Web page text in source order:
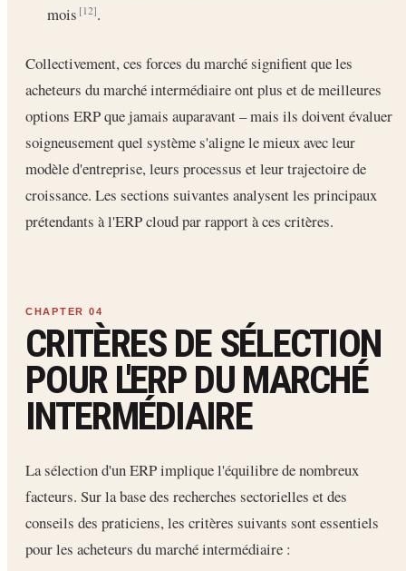
mois[12].
Collectivement, ces forces du marché signifient que les
acheteurs du marché intermédiaire ont plus et de meilleures
options ERP que jamais auparavant – mais ils doivent évaluer
soigneusement quel système s'aligne le mieux avec leur
modèle d'entreprise, leurs processus et leur trajectoire de
croissance. Les sections suivantes analysent les principaux
prétendants à l'ERP cloud par rapport à ces critères.
CRITÈRES DE SÉLECTION
POUR L'ERP DU MARCHÉ
INTERMÉDIAIRE
La sélection d'un ERP implique l'équilibre de nombreux
facteurs. Sur la base des recherches sectorielles et des
conseils des praticiens, les critères suivants sont essentiels
pour les acheteurs du marché intermédiaire :